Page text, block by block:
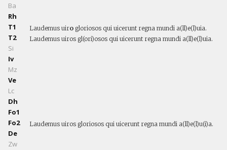
Ba
Rh
T1
Laudemus uiro gloriosos qui uicerunt regna mundi a(ll)e(l)uia.
T2 Laudemus uiros gl(ori)osos qui uicerunt regna mundi a(ll)e(l)uia.
Si
Iv
Mz
Ve
Lc
Dh
Fo1
Fo2
Laudemus uiros gloriosos qui uicerunt regna mundi a(ll)e(l)u(i)a.
De
Zw